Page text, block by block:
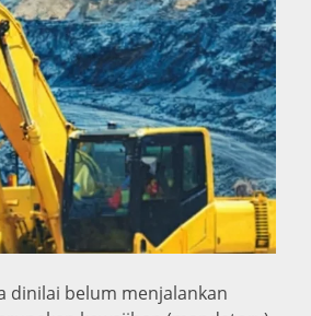
dinilai belum menjalankan